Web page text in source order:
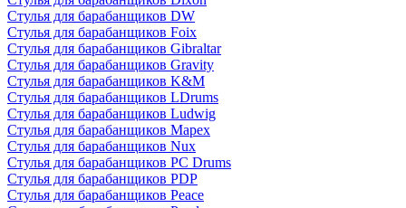
Стулья для барабанщиков DW
Стулья для барабанщиков Foix
Стулья для барабанщиков Gibraltar
Стулья для барабанщиков Gravity
Стулья для барабанщиков K&M
Стулья для барабанщиков LDrums
Стулья для барабанщиков Ludwig
Стулья для барабанщиков Mapex
Стулья для барабанщиков Nux
Стулья для барабанщиков PC Drums
Стулья для барабанщиков PDP
Стулья для барабанщиков Peace